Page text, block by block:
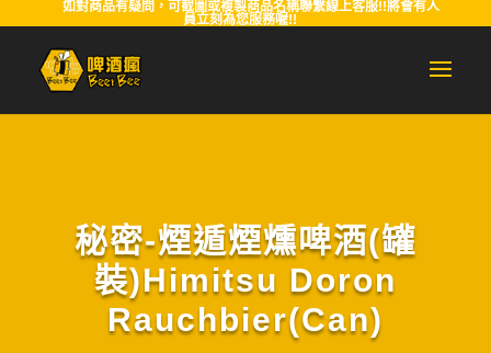
如對商品有疑問，可截圖或複製商品名稱聯繫線上客服!!將會有人
員立刻為您服務喔!!
秘密-煙遁煙燻啤酒(罐
裝)Himitsu Doron
Rauchbier(Can)